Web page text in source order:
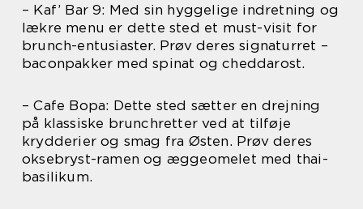
– Kaf’ Bar 9: Med sin hyggelige indretning og
lækre menu er dette sted et must-visit for
brunch-entusiaster. Prøv deres signaturret –
baconpakker med spinat og cheddarost.
– Cafe Bopa: Dette sted sætter en drejning
på klassiske brunchretter ved at tilføje
krydderier og smag fra Østen. Prøv deres
oksebryst-ramen og æggeomelet med thai-
basilikum.